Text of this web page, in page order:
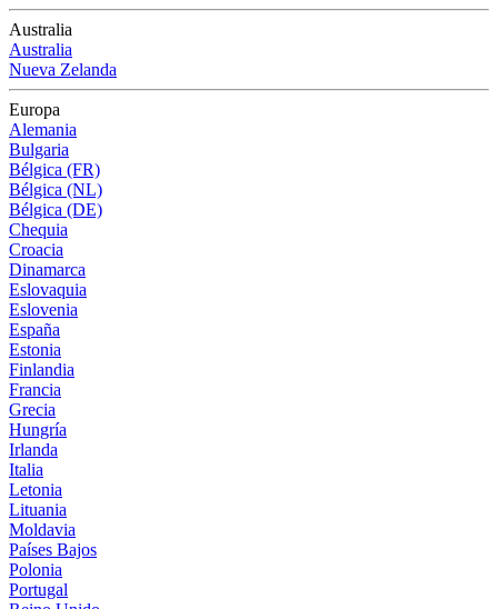
Australia
Australia
Nueva Zelanda
Europa
Alemania
Bulgaria
Bélgica (FR)
Bélgica (NL)
Bélgica (DE)
Chequia
Croacia
Dinamarca
Eslovaquia
Eslovenia
España
Estonia
Finlandia
Francia
Grecia
Hungría
Irlanda
Italia
Letonia
Lituania
Moldavia
Países Bajos
Polonia
Portugal